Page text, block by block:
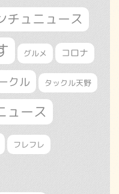
チュニュース
グルメ コロナ
クル タックル天野
ュース
フレフレ